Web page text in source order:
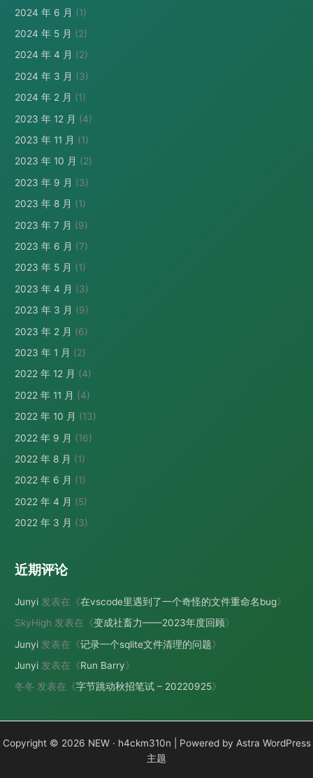
2024 年 6 月 (1)
2024 年 5 月 (2)
2024 年 4 月 (2)
2024 年 3 月 (3)
2024 年 2 月 (1)
2023 年 12 月 (4)
2023 年 11 月 (1)
2023 年 10 月 (2)
2023 年 9 月 (3)
2023 年 8 月 (1)
2023 年 7 月 (9)
2023 年 6 月 (7)
2023 年 5 月 (1)
2023 年 4 月 (3)
2023 年 3 月 (9)
2023 年 2 月 (6)
2023 年 1 月 (2)
2022 年 12 月 (4)
2022 年 11 月 (4)
2022 年 10 月 (13)
2022 年 9 月 (16)
2022 年 8 月 (1)
2022 年 6 月 (1)
2022 年 4 月 (5)
2022 年 3 月 (3)
近期评论
Junyi 发表在《在vscode里遇到了一个奇怪的文件重命名bug》
SkyHigh 发表在《变成社畜力——2023年度回顾》
Junyi 发表在《记录一个sqlite文件清理的问题》
Junyi 发表在《Run Barry》
冬冬 发表在《字节跳动秋招笔试 – 20220925》
Copyright © 2026 NEW · h4ckm310n | Powered by Astra WordPress
主题